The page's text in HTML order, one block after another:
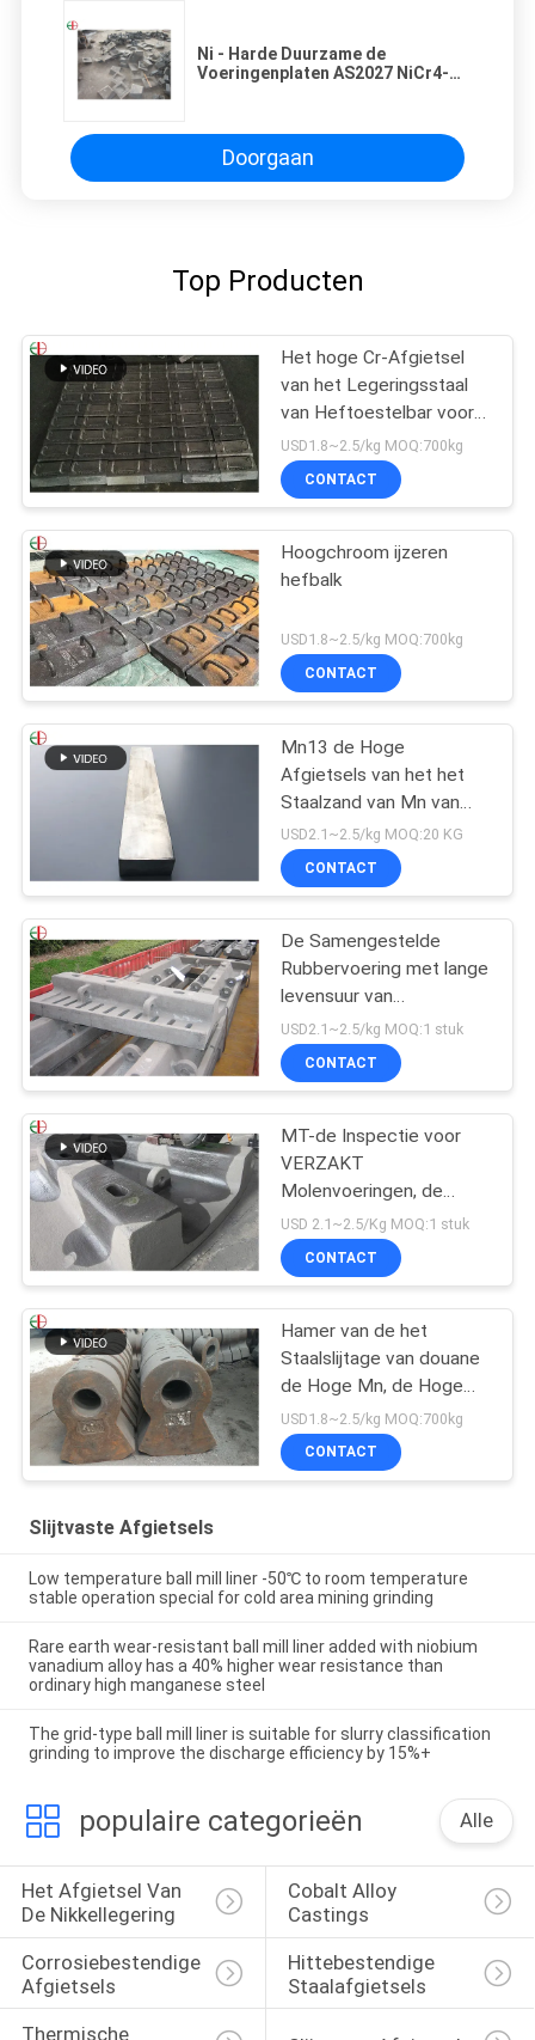
Ni - Harde Duurzame de
Voeringenplaten AS2027 NiCr4-
Doorgaan
Top Producten
Het hoge Cr-Afgietsel
van het Legeringsstaal
van Heftoestelbar voor
Molendelen, Slijtvaste
EB2009
USD1.8~2.5/kg MOQ:700kg
CONTACT
Hoogchroom ijzeren
hefbalk
USD1.8~2.5/kg MOQ:700kg
CONTACT
Mn13 de Hoge
Afgietsels van het het
Staalzand van Mn van
het Mangaanstaal
AS2074 H1A Hoge
USD2.1~2.5/kg MOQ:20 KG
CONTACT
De Samengestelde
Rubbervoering met lange
levensuur van
Staalvoeringen voor
VERZAKT de Molens
EB862 van de Molenbal
USD2.1~2.5/kg MOQ:1 stuk
CONTACT
MT-de Inspectie voor
VERZAKT
Molenvoeringen, de
Voeringsvervanging van
de Balmolen
USD 2.1~2.5/Kg MOQ:1 stuk
CONTACT
Hamer van de het
Staalslijtage van douane
de Hoge Mn, de Hoge
Hamer Uit gegoten staal
EB19047 van de
Chromiumlegering
USD1.8~2.5/kg MOQ:700kg
CONTACT
Slijtvaste Afgietsels
Low temperature ball mill liner -50℃ to room temperature
stable operation special for cold area mining grinding
Rare earth wear-resistant ball mill liner added with niobium
vanadium alloy has a 40% higher wear resistance than
ordinary high manganese steel
The grid-type ball mill liner is suitable for slurry classification
grinding to improve the discharge efficiency by 15%+
populaire categorieën Alle
Het Afgietsel Van
De Nikkellegering
Cobalt Alloy
Castings
Corrosiebestendige
Afgietsels
Hittebestendige
Staalafgietsels
Thermische